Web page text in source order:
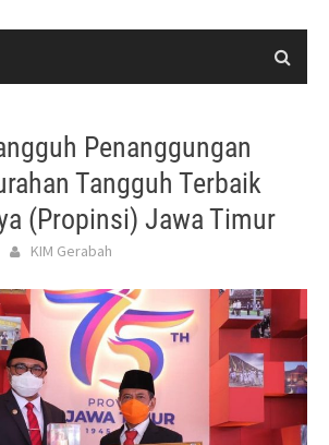
Penanggungan
Tangguh Terbaik
(Propinsi) Jawa Timur
KIM Gerabah